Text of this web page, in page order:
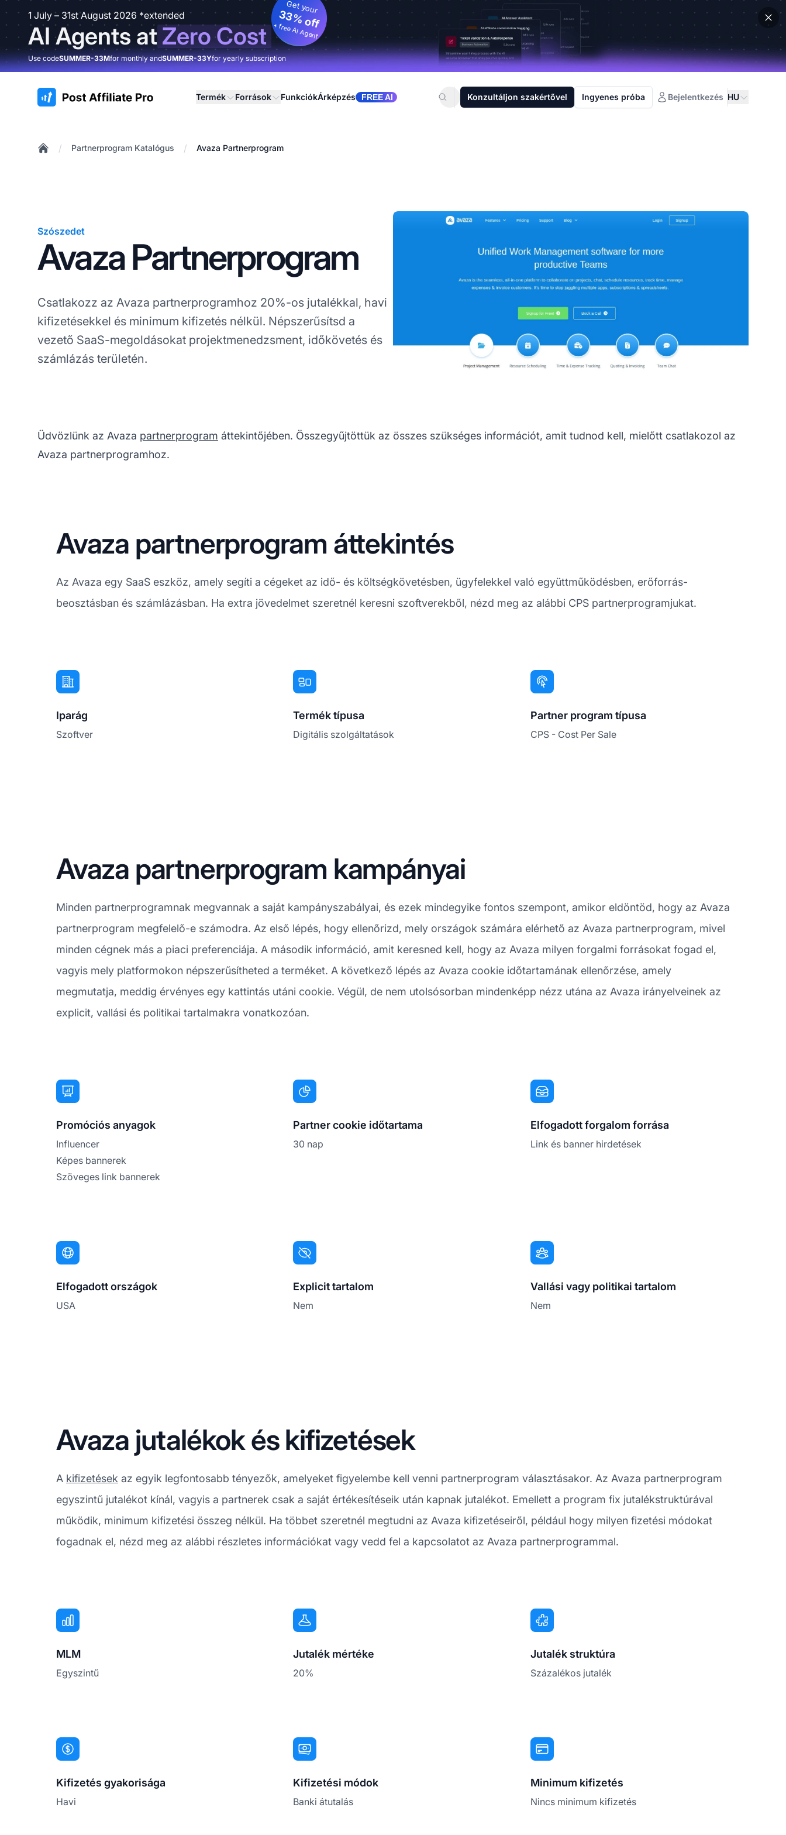
1 July – 31st August 2026 *extended
AI Agents atZero Cost
Get your
33% off
+ free AI Agent
Use codeSUMMER-33Mfor monthly andSUMMER-33Yfor yearly subscription
:site.title Termék Források FunkciókÁrképzés FREE AI Konzultáljon szakértővel Ingyenes próba Bejelentkezés HU
/ Partnerprogram Katalógus / Avaza Partnerprogram
Szószedet
Avaza Partnerprogram
Csatlakozz az Avaza partnerprogramhoz 20%-os jutalékkal, havi
kifizetésekkel és minimum kifizetés nélkül. Népszerűsítsd a
vezető SaaS-megoldásokat projektmenedzsment, időkövetés és
számlázás területén.
Üdvözlünk az Avaza partnerprogram áttekintőjében. Összegyűjtöttük az összes szükséges információt, amit tudnod kell, mielőtt csatlakozol az
Avaza partnerprogramhoz.
Avaza partnerprogram áttekintés
Az Avaza egy SaaS eszköz, amely segíti a cégeket az idő- és költségkövetésben, ügyfelekkel való együttműködésben, erőforrás-
beosztásban és számlázásban. Ha extra jövedelmet szeretnél keresni szoftverekből, nézd meg az alábbi CPS partnerprogramjukat.
Iparág
Szoftver
Termék típusa
Digitális szolgáltatások
Partner program típusa
CPS - Cost Per Sale
Avaza partnerprogram kampányai
Minden partnerprogramnak megvannak a saját kampányszabályai, és ezek mindegyike fontos szempont, amikor eldöntöd, hogy az Avaza
partnerprogram megfelelő-e számodra. Az első lépés, hogy ellenőrizd, mely országok számára elérhető az Avaza partnerprogram, mivel
minden cégnek más a piaci preferenciája. A második információ, amit keresned kell, hogy az Avaza milyen forgalmi forrásokat fogad el,
vagyis mely platformokon népszerűsítheted a terméket. A következő lépés az Avaza cookie időtartamának ellenőrzése, amely
megmutatja, meddig érvényes egy kattintás utáni cookie. Végül, de nem utolsósorban mindenképp nézz utána az Avaza irányelveinek az
explicit, vallási és politikai tartalmakra vonatkozóan.
Promóciós anyagok
Influencer
Képes bannerek
Szöveges link bannerek
Partner cookie időtartama
30 nap
Elfogadott forgalom forrása
Link és banner hirdetések
Elfogadott országok
USA
Explicit tartalom
Nem
Vallási vagy politikai tartalom
Nem
Avaza jutalékok és kifizetések
A kifizetések az egyik legfontosabb tényezők, amelyeket figyelembe kell venni partnerprogram választásakor. Az Avaza partnerprogram
egyszintű jutalékot kínál, vagyis a partnerek csak a saját értékesítéseik után kapnak jutalékot. Emellett a program fix jutalékstruktúrával
működik, minimum kifizetési összeg nélkül. Ha többet szeretnél megtudni az Avaza kifizetéseiről, például hogy milyen fizetési módokat
fogadnak el, nézd meg az alábbi részletes információkat vagy vedd fel a kapcsolatot az Avaza partnerprogrammal.
MLM
Egyszintű
Jutalék mértéke
20%
Jutalék struktúra
Százalékos jutalék
Kifizetés gyakorisága
Havi
Kifizetési módok
Banki átutalás
Minimum kifizetés
Nincs minimum kifizetés